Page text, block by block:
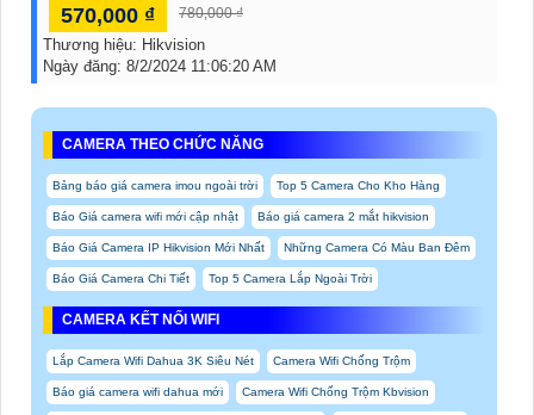
570,000 ₫ 780,000 ₫
Thương hiệu: Hikvision
Ngày đăng: 8/2/2024 11:06:20 AM
CAMERA THEO CHỨC NĂNG
Bảng báo giá camera imou ngoài trời Top 5 Camera Cho Kho Hàng
Báo Giá camera wifi mới cập nhật Báo giá camera 2 mắt hikvision
Báo Giá Camera IP Hikvision Mới Nhất Những Camera Có Màu Ban Đêm
Báo Giá Camera Chi Tiết Top 5 Camera Lắp Ngoài Trời
CAMERA KẾT NỐI WIFI
Lắp Camera Wifi Dahua 3K Siêu Nét Camera Wifi Chống Trộm
Báo giá camera wifi dahua mới Camera Wifi Chống Trộm Kbvision